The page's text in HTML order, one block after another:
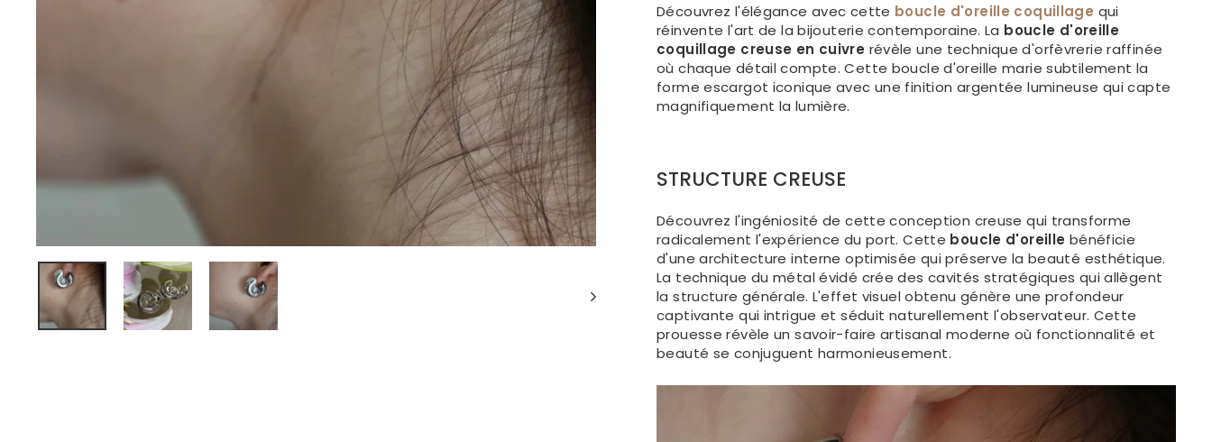
Découvrez l'élégance avec cette boucle d'oreille coquillage qui
réinvente l'art de la bijouterie contemporaine. La boucle d'oreille
coquillage creuse en cuivre révèle une technique d'orfèvrerie raffinée
où chaque détail compte. Cette boucle d'oreille marie subtilement la
forme escargot iconique avec une finition argentée lumineuse qui capte
magnifiquement la lumière.
STRUCTURE CREUSE
Découvrez l'ingéniosité de cette conception creuse qui transforme
radicalement l'expérience du port. Cette boucle d'oreille bénéficie
d'une architecture interne optimisée qui préserve la beauté esthétique.
La technique du métal évidé crée des cavités stratégiques qui allègent
la structure générale. L'effet visuel obtenu génère une profondeur
captivante qui intrigue et séduit naturellement l'observateur. Cette
prouesse révèle un savoir-faire artisanal moderne où fonctionnalité et
beauté se conjuguent harmonieusement.